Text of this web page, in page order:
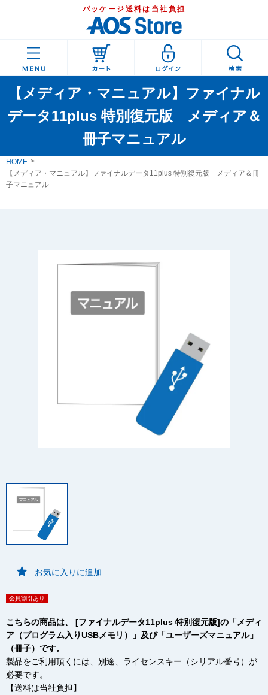
パッケージ送料は当社負担
【メディア・マニュアル】ファイナル
データ11plus 特別復元版 メディア＆
冊子マニュアル
HOME
【メディア・マニュアル】ファイナルデータ11plus 特別復元版 メディア＆冊
子マニュアル
お気に入りに追加
会員割引あり
こちらの商品は、 [ファイナルデータ11plus 特別復元版]の「メディ
ア（プログラム入りUSBメモリ）」及び「ユーザーズマニュアル」
（冊子）です。
製品をご利用頂くには、別途、ライセンスキー（シリアル番号）が
必要です。
【送料は当社負担】